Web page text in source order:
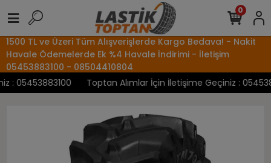
1500 TL ve Üzeri Tüm Alışverişlerde Kargo Bedava! - Nakit
Havale Ödemelerde Ek %4 Havale İndirimi - İletişim
05453883100 - 08504410804
05453883100
Toptan Alımlar İçin İletişime Geçiniz :
0